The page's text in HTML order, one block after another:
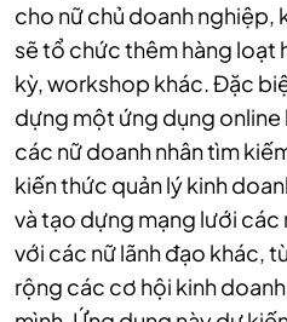
cho nữ chủ doanh nghiệp,
sẽ tổ chức thêm hàng
kỳ, workshop khác. Đặc
dựng một ứng dụng online
các nữ doanh nhân tìm
kiến thức quản lý kinh
và tạo dựng mạng lưới các
với các nữ lãnh đạo khác,
rộng các cơ hội kinh